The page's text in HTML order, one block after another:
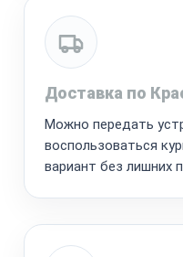
Доставка по
Можно передать
воспользоваться
вариант без лишних